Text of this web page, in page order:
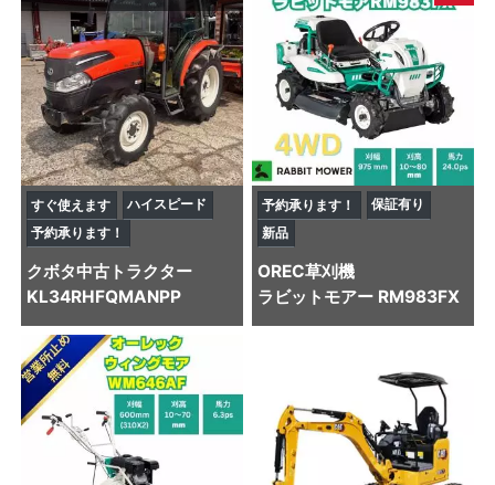
すぐ使えます
ハイスピード
予約承ります！
クボタ中古トラクター
KL34RHFQMANPP
予約承ります！
保証有り
新品
OREC草刈機
ラビットモアー RM983FX